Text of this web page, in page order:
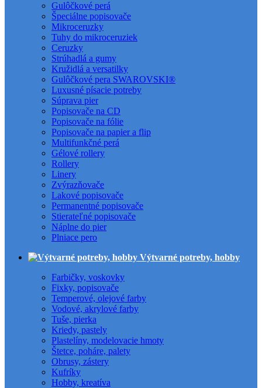
Gulôčkové perá
Špeciálne popisovače
Mikroceruzky
Tuhy do mikroceruziek
Ceruzky
Strúhadlá a gumy
Kružidlá a versatilky
Gulôčkové pera SWAROVSKI®
Luxusné písacie potreby
Súprava pier
Popisovače na CD
Popisovače na fólie
Popisovače na papier a flip
Multifunkčné perá
Gélové rollery
Rollery
Linery
Zvýrazňovače
Lakové popisovače
Permanentné popisovače
Stierateľné popisovače
Náplne do pier
Plniace pero
Výtvarné potreby, hobby
Farbičky, voskovky
Fixky, popisovače
Temperové, olejové farby
Vodové, akrylové farby
Tuše, pierka
Kriedy, pastely
Plastelíny, modelovacie hmoty
Štetce, poháre, palety
Obrusy, zástery
Kufríky
Hobby, kreatíva